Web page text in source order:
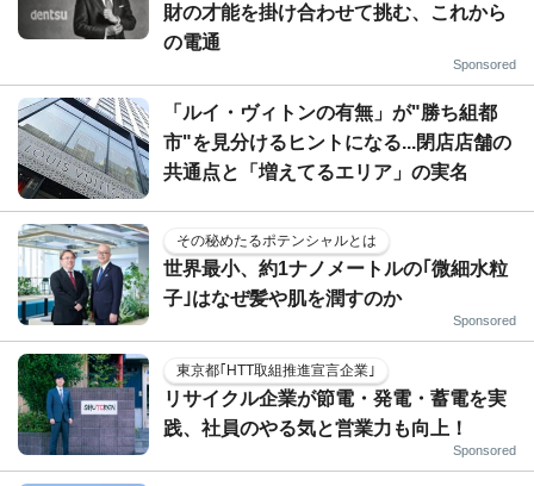
財の才能を掛け合わせて挑む、これから
の電通
Sponsored
「ルイ・ヴィトンの有無」が"勝ち組都
市"を見分けるヒントになる...閉店店舗の
共通点と「増えてるエリア」の実名
その秘めたるポテンシャルとは
世界最小、約1ナノメートルの｢微細水粒
子｣はなぜ髪や肌を潤すのか
Sponsored
東京都｢HTT取組推進宣言企業｣
リサイクル企業が節電・発電・蓄電を実
践、社員のやる気と営業力も向上！
Sponsored